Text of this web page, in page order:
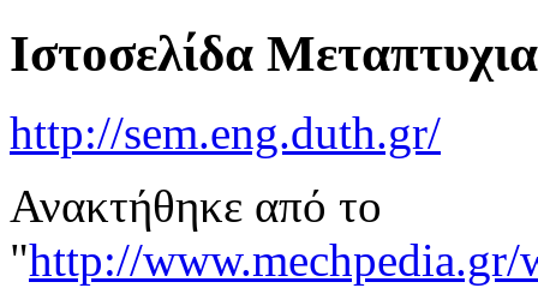
Ιστοσελίδα
http://sem.eng.duth.gr/
Ανακτήθηκε από το
"http://